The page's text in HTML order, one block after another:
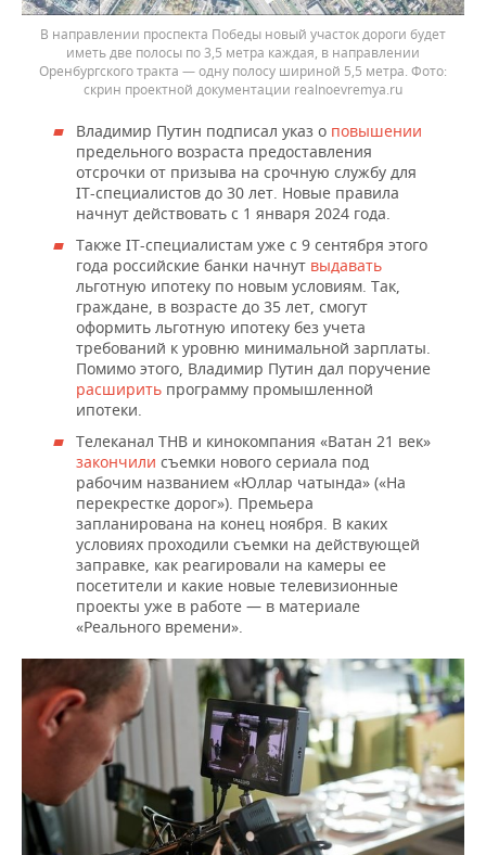
В направлении проспекта Победы новый участок дороги будет
иметь две полосы по 3,5 метра каждая, в направлении
Оренбургского тракта — одну полосу шириной 5,5 метра.
скрин проектной документации realnoevremya.ru
Владимир Путин подписал указ о повышении
предельного возраста предоставления
отсрочки от призыва на срочную службу для
IT-специалистов до 30 лет. Новые правила
начнут действовать с 1 января 2024 года.
Также IT-специалистам уже с 9 сентября этого
года российские банки начнут выдавать
льготную ипотеку по новым условиям. Так,
граждане, в возрасте до 35 лет, смогут
оформить льготную ипотеку без учета
требований к уровню минимальной зарплаты.
Помимо этого, Владимир Путин дал поручение
расширить программу промышленной
ипотеки.
Телеканал ТНВ и кинокомпания «Ватан 21 век»
закончили съемки нового сериала под
рабочим названием «Юллар чатында» («На
перекрестке дорог»). Премьера
запланирована на конец ноября. В каких
условиях проходили съемки на действующей
заправке, как реагировали на камеры ее
посетители и какие новые телевизионные
проекты уже в работе — в материале
«Реального времени».